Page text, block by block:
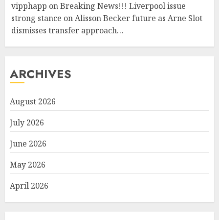
vipphapp onBreaking News!!! Liverpool issue
strong stance on Alisson Becker future as Arne Slot
dismisses transfer approach…
ARCHIVES
August 2026
July 2026
June 2026
May 2026
April 2026